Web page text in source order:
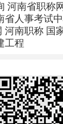
河南省职称
省人事考试
河南职称 国
工程